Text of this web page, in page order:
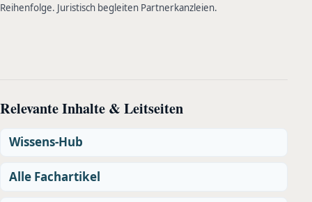
Reihenfolge. Juristisch begleiten Partnerkanzleien.
Relevante Inhalte & Leitseiten
Wissens-Hub
Alle Fachartikel